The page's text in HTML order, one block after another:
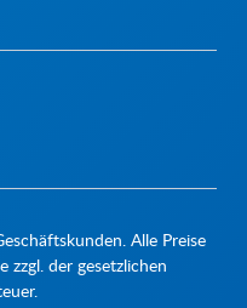
Alle Preise
zzgl. der gesetzlichen